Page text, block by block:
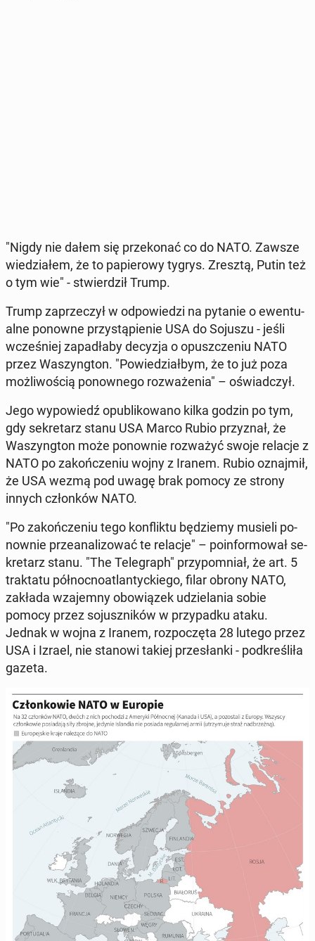
"Nigdy nie dałem się prze­ko­nać co do NATO. Zawsze
wie­dzia­łem, że to pa­pie­ro­wy tygrys. Zresztą, Putin też
o tym wie" - stwier­dził Trump.
Trump za­prze­czył w od­po­wie­dzi na pytanie o ewen­tu­
al­ne ponowne przy­stą­pie­nie USA do Sojuszu - jeśli
wcze­śniej za­pa­dła­by decyzja o opusz­cze­niu NATO
przez Wa­szyng­ton. "Po­wie­dział­bym, że to już poza
moż­li­wo­ścią po­now­ne­go roz­wa­że­nia" – oświad­czył.
Jego wy­po­wiedź opu­bli­ko­wa­no kilka godzin po tym,
gdy se­kre­tarz stanu USA Marco Rubio przy­znał, że
Wa­szyng­ton może po­now­nie roz­wa­żyć swoje relacje z
NATO po za­koń­cze­niu wojny z Iranem. Rubio oznaj­mił,
że USA wezmą pod uwagę brak pomocy ze strony
innych człon­ków NATO.
"Po za­koń­cze­niu tego kon­flik­tu bę­dzie­my musieli po­
now­nie prze­ana­li­zo­wać te relacje" – po­in­for­mo­wał se­
kre­tarz stanu. "The Te­le­graph" przy­po­mniał, że art. 5
trak­ta­tu pół­noc­no­atlan­tyc­kie­go, filar obrony NATO,
zakłada wza­jem­ny obo­wią­zek udzie­la­nia sobie
pomocy przez so­jusz­ni­ków w przy­pad­ku ataku.
Jednak w wojna z Iranem, roz­po­czę­ta 28 lutego przez
USA i Izrael, nie stanowi takiej prze­słan­ki - pod­kre­śli­ła
gazeta.